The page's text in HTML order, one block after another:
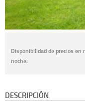
Disponibilidad de precios
noche.
DESCRIPCIÓN